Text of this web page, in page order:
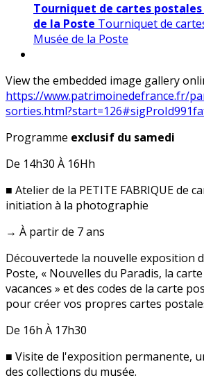
Tourniquet de cartes postales
de la Poste Tourniquet de
Musée de la Poste
View the embedded image gallery
https://www.patrimoinedefrance.fr/
Programme exclusif du samedi
De 14h30 À 16Hh
■ Atelier de la PETITE FABRIQUE de
initiation à la photographie
→ À partir de 7 ans
Découvertede la nouvelle exposition
Poste, « Nouvelles du Paradis, la
vacances » et des codes de la carte
pour créer vos propres cartes
De 16h À 17h30
■ Visite de l'exposition permanente,
des collections du musée.